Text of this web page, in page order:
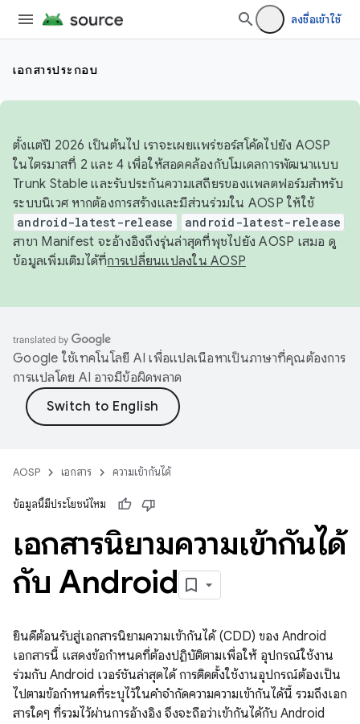
ลงชื่อเข้าใช้
เอกสารประกอบ
ตั้งแต่ปี 2026 เป็นต้นไป เราจะเผยแพร่ซอร์สโค้ดไปยัง AOSP
ในไตรมาสที่ 2 และ 4 เพื่อให้สอดคล้องกับโมเดลการพัฒนาแบบ
Trunk Stable และรับประกันความเสถียรของแพลตฟอร์มสำหรับ
ระบบนิเวศ หากต้องการสร้างและมีส่วนร่วมใน AOSP ให้ใช้
android-latest-release android-latest-release
สาขา Manifest จะอ้างอิงถึงรุ่นล่าสุดที่พุชไปยัง AOSP เสมอ ดู
ข้อมูลเพิ่มเติมได้ที่การเปลี่ยนแปลงใน AOSP
Google ใช้เทคโนโลยี AI เพื่อแปลเนื้อหาเป็นภาษาที่คุณต้องการ
การแปลโดย AI อาจมีข้อผิดพลาด
AOSP เอกสาร ความเข้ากันได้
ข้อมูลนี้มีประโยชน์ไหม
เอกสารนิยามความเข้ากันได้
กับ Android
ยินดีต้อนรับสู่เอกสารนิยามความเข้ากันได้ (CDD) ของ Android
เอกสารนี้ แสดงข้อกำหนดที่ต้องปฏิบัติตามเพื่อให้ อุปกรณ์ใช้งาน
ร่วมกับ Android เวอร์ชันล่าสุดได้ การติดตั้งใช้งานอุปกรณ์ต้องเป็น
ไปตามข้อกำหนดที่ระบุไว้ในคำจำกัดความความเข้ากันได้นี้ รวมถึงเอก
สารใดๆ ที่รวมไว้ผ่านการอ้างอิง จึงจะถือว่าเข้ากันได้กับ Android